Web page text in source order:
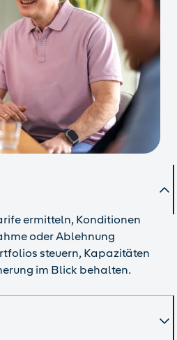
ermitteln, Konditionen
oder Ablehnung
steuern, Kapazitäten
im Blick behalten.